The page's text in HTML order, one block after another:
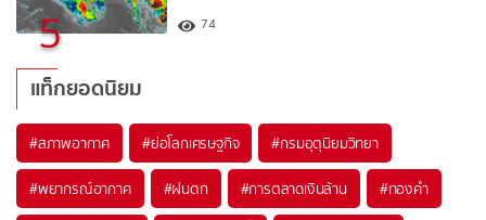
5 74
แท็กยอดนิยม
#สภาพอากาศ #ย่อโลกเศรษฐกิจ #กรมอุตุนิยมวิทยา
#พยากรณ์อากาศ #ฝนตก #การตลาดเงินล้าน #ทองคำ